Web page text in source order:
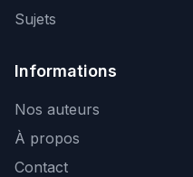
Sujets
Informations
Nos auteurs
À propos
Contact